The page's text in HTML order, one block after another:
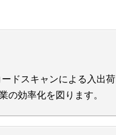
ドスキャンによる入出荷
の効率化を図ります。